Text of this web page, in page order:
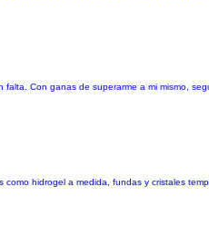
Con ganas de superarme a mi mismo,
hidrogel a medida, fundas y cristales